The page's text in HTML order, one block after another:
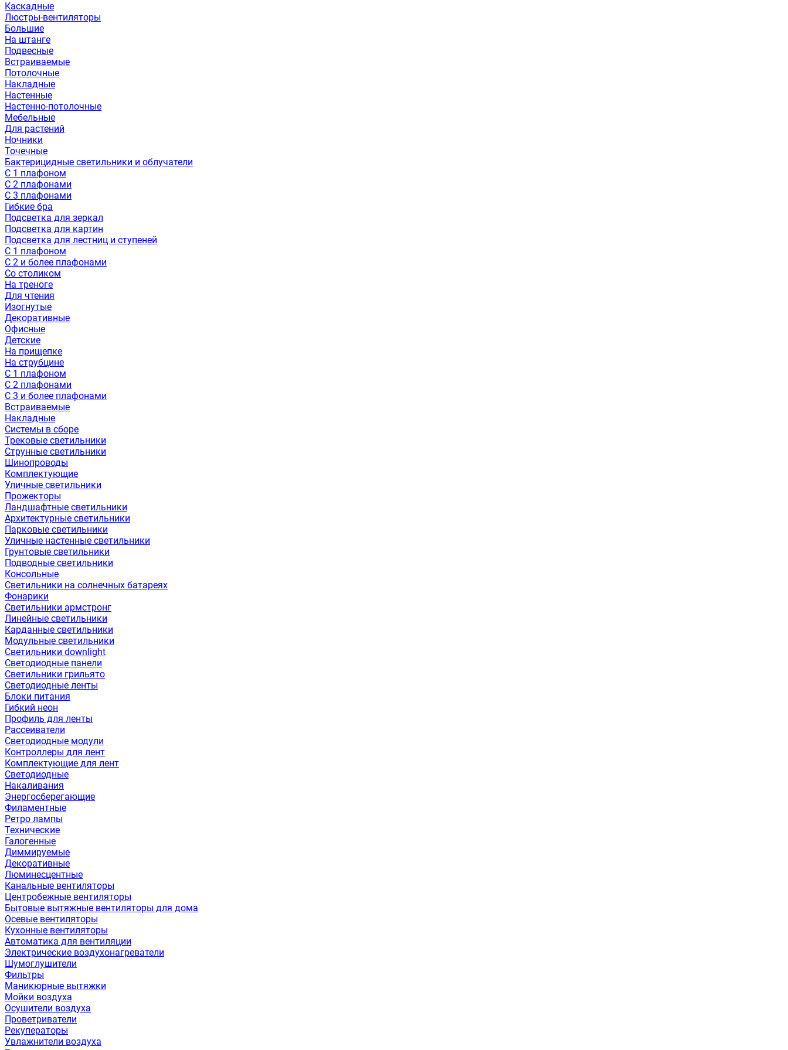
Каскадные
Люстры-вентиляторы
Большие
На штанге
Подвесные
Встраиваемые
Потолочные
Накладные
Настенные
Настенно-потолочные
Мебельные
Для растений
Ночники
Точечные
Бактерицидные светильники и облучатели
С 1 плафоном
С 2 плафонами
С 3 плафонами
Гибкие бра
Подсветка для зеркал
Подсветка для картин
Подсветка для лестниц и ступеней
С 1 плафоном
С 2 и более плафонами
Со столиком
На треноге
Для чтения
Изогнутые
Декоративные
Офисные
Детские
На прищепке
На струбцине
С 1 плафоном
С 2 плафонами
С 3 и более плафонами
Встраиваемые
Накладные
Системы в сборе
Трековые светильники
Струнные светильники
Шинопроводы
Комплектующие
Уличные светильники
Прожекторы
Ландшафтные светильники
Архитектурные светильники
Парковые светильники
Уличные настенные светильники
Грунтовые светильники
Подводные светильники
Консольные
Светильники на солнечных батареях
Фонарики
Светильники армстронг
Линейные светильники
Карданные светильники
Модульные светильники
Светильники downlight
Светодиодные панели
Светильники грильято
Светодиодные ленты
Блоки питания
Гибкий неон
Профиль для ленты
Рассеиватели
Светодиодные модули
Контроллеры для лент
Комплектующие для лент
Светодиодные
Накаливания
Энергосберегающие
Филаментные
Ретро лампы
Технические
Галогенные
Диммируемые
Декоративные
Люминесцентные
Канальные вентиляторы
Центробежные вентиляторы
Бытовые вытяжные вентиляторы для дома
Осевые вентиляторы
Кухонные вентиляторы
Автоматика для вентиляции
Электрические воздухонагреватели
Шумоглушители
Фильтры
Маникюрные вытяжки
Мойки воздуха
Осушители воздуха
Проветриватели
Рекуператоры
Увлажнители воздуха